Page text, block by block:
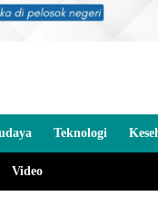
Teknologi
Video